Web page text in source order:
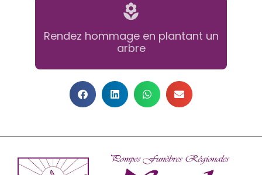
Rendez hommage en plantant un
arbre